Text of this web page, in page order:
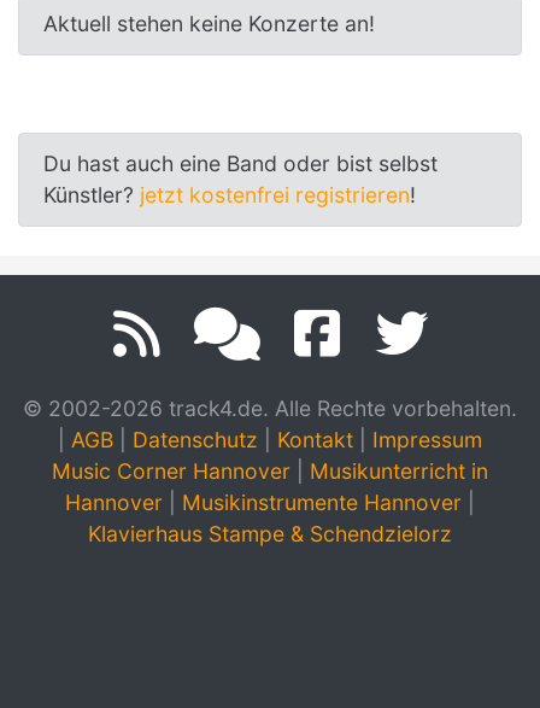
Aktuell stehen keine Konzerte an!
Du hast auch eine Band oder bist selbst
Künstler? jetzt kostenfrei registrieren!
© 2002-2026 track4.de. Alle Rechte vorbehalten.
AGB Datenschutz Kontakt
Impressum
Music Corner Hannover
Musikunterricht in
Hannover
Musikinstrumente Hannover
Klavierhaus Stampe & Schendzielorz